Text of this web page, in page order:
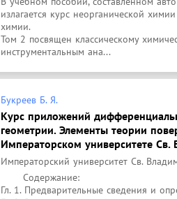
излагается курс неорганической
химии.
Том 2 посвящен классическому
инструментальным ана...
Букреев Б. Я.
Курс приложений
геометрии. Элементы теории
Императорском университете Св.
Императорский университет Св.
Гл. 1. Предварительные сведения и